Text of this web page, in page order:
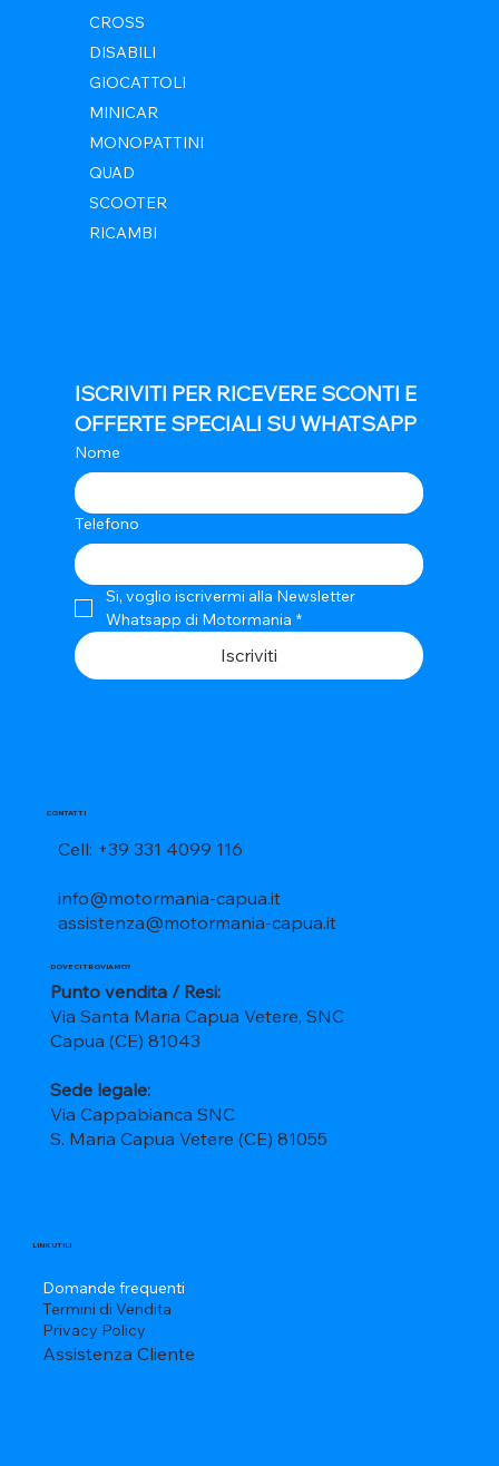
CROSS
DISABILI
GIOCATTOLI
MINICAR
MONOPATTINI
QUAD
SCOOTER
RICAMBI
CONTATTI
Cell: +39 331 4099 116
info@motormania-capua.it
assistenza@motormania-capua.it
DOVE CI TROVIAMO?
Punto vendita / Resi:
Via Santa Maria Capua Vetere, SNC
Capua (CE) 81043
Sede legale:
Via Cappabianca SNC
S. Maria Capua Vetere (CE) 81055
LINK UTILI
Domande frequenti
Termini di Vendita
Privacy Policy
Assistenza Cliente
ISCRIVITI PER RICEVERE SCONTI E
OFFERTE SPECIALI SU WHATSAPP
Nome
Telefono
Si, voglio iscrivermi alla Newsletter
Whatsapp di Motormania *
Iscriviti